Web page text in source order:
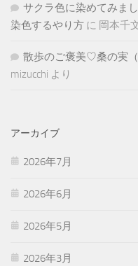
サクラ色に染めてみま
染色するやり方 に 岡本千
散歩のご褒美♡桑の実
mizucchi より
アーカイブ
2026年7月
2026年6月
2026年5月
2026年3月